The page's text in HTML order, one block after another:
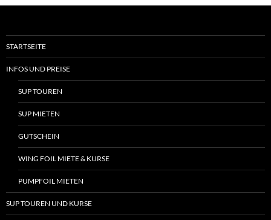
STARTSEITE
INFOS UND PREISE
SUP TOUREN
SUP MIETEN
GUTSCHEIN
WING FOIL MIETE & KURSE
PUMPFOIL MIETEN
SUP TOUREN UND KURSE